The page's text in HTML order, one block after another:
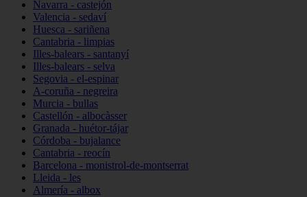
Navarra - castejón
Valencia - sedaví
Huesca - sariñena
Cantabria - limpias
Illes-balears - santanyí
Illes-balears - selva
Segovia - el-espinar
A-coruña - negreira
Murcia - bullas
Castellón - albocàsser
Granada - huétor-tájar
Córdoba - bujalance
Cantabria - reocín
Barcelona - monistrol-de-montserrat
Lleida - les
Almería - albox